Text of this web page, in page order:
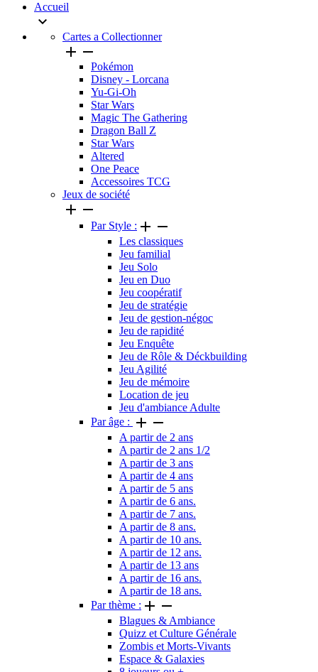
Accueil

Cartes a Collectionner
 
Pokémon
Disney - Lorcana
Yu-Gi-Oh
Star Wars
Magic The Gathering
Dragon Ball Z
Star Wars
Altered
One Peace
Accessoires TCG
Jeux de société
 
Par Style :  
Les classiques
Jeu familial
Jeu Solo
Jeu en Duo
Jeu coopératif
Jeu de stratégie
Jeu de gestion-négoc
Jeu de rapidité
Jeu Enquête
Jeu de Rôle & Déckbuilding
Jeu Agilité
Jeu de mémoire
Location de jeu
Jeu d'ambiance Adulte
Par âge :  
A partir de 2 ans
A partir de 2 ans 1/2
A partir de 3 ans
A partir de 4 ans
A partir de 5 ans
A partir de 6 ans.
A partir de 7 ans.
A partir de 8 ans.
A partir de 10 ans.
A partir de 12 ans.
A partir de 13 ans
A partir de 16 ans.
A partir de 18 ans.
Par thème :  
Blagues & Ambiance
Quizz et Culture Générale
Zombis et Morts-Vivants
Espace & Galaxies